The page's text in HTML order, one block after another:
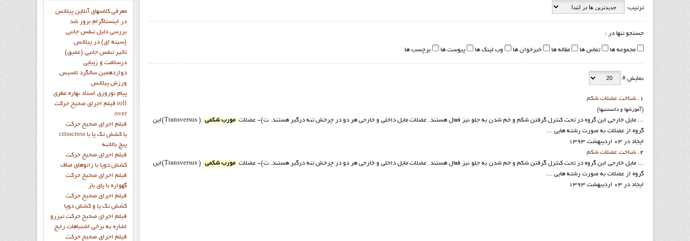
ترتیب:
جستجو تنها در :
مجموعه ها تماس ها مقاله ها خبرخوان ها وب لینک ها پیوست ها برچسب ها
نمایش #
1.
شناخت عضلات شکم
(آموزشها و دانستنيها)
... مایل خارجی این گروه در تحت کنترل گرفتن شکم و خم شدن به جلو نیز فعال هستند. عضلات مایل داخلی و خارجی هر دو در چرخش تنه درگیر هستند. ت)- عضلات مورب شکمی
( Transversus)این
گروه از عضلات به صورت رشته هایی ...
ایجاد در 03 ارديبهشت 1393
2.
شناخت عضلات شکم
... مایل خارجی این گروه در تحت کنترل گرفتن شکم و خم شدن به جلو نیز فعال هستند. عضلات مایل داخلی و خارجی هر دو در چرخش تنه درگیر هستند. ت)- عضلات مورب شکمی
( Transversus)این
گروه از عضلات به صورت رشته هایی ...
ایجاد در 03 ارديبهشت 1393
معرفی کلاسهای آنلاین پیلاتس
در اینستاگرام بروز شد
بررسی دلیل تنفس جانبی
(سینه ای) در پیلاتس
تاثیر تنفس جانبی (عمیق)
درسلامت و زیبایی
دوازدهمين سالگرد تاسيس
ورزش پيلاتس
پيام نوروزي استاد بهاره عطري
فيلم اجراي صحيح حرکت roll
over
فيلم اجراي صحيح حركت
crisscross يا كشش تك پا با
پيچ بالاتنه
فيلم اجراي صحيح حرکت
كشش دوپا با زانوهاي صاف
فيلم اجراي صحيح حرکت
گهواره با پاي باز
فيلم اجراي صحيح حرکت
کشش تک پا و کشش دوپا
فيلم اجراي صحيح حرکت تيزرو
اشاره به برخي اشتباهات رايج
فيلم اجراي صحيح حرکت